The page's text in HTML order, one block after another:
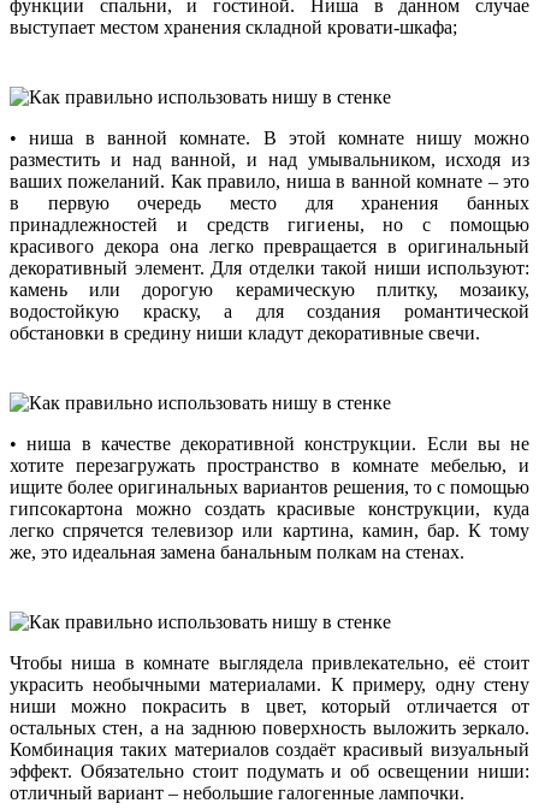
функции спальни, и гостиной. Ниша в данном случае
выступает местом хранения складной кровати-шкафа;
• ниша в ванной комнате. В этой комнате нишу можно
разместить и над ванной, и над умывальником, исходя из
ваших пожеланий. Как правило, ниша в ванной комнате – это
в первую очередь место для хранения банных
принадлежностей и средств гигиены, но с помощью
красивого декора она легко превращается в оригинальный
декоративный элемент. Для отделки такой ниши используют:
камень или дорогую керамическую плитку, мозаику,
водостойкую краску, а для создания романтической
обстановки в средину ниши кладут декоративные свечи.
• ниша в качестве декоративной конструкции. Если вы не
хотите перезагружать пространство в комнате мебелью, и
ищите более оригинальных вариантов решения, то с помощью
гипсокартона можно создать красивые конструкции, куда
легко спрячется телевизор или картина, камин, бар. К тому
же, это идеальная замена банальным полкам на стенах.
Чтобы ниша в комнате выглядела привлекательно, её стоит
украсить необычными материалами. К примеру, одну стену
ниши можно покрасить в цвет, который отличается от
остальных стен, а на заднюю поверхность выложить зеркало.
Комбинация таких материалов создаёт красивый визуальный
эффект. Обязательно стоит подумать и об освещении ниши:
отличный вариант – небольшие галогенные лампочки.